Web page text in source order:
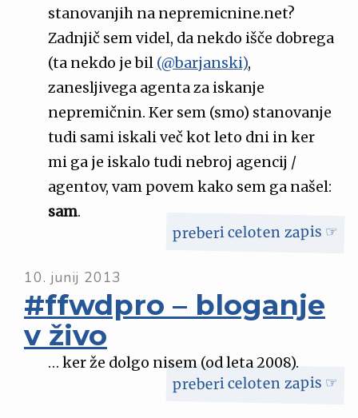
stanovanjih na nepremicnine.net?
Zadnjič sem videl, da nekdo išče dobrega
(ta nekdo je bil (@barjanski),
zanesljivega agenta za iskanje
nepremičnin. Ker sem (smo) stanovanje
tudi sami iskali več kot leto dni in ker
mi ga je iskalo tudi nebroj agencij /
agentov, vam povem kako sem ga našel:
sam.
preberi celoten zapis ☞
10. junij 2013
#ffwdpro – bloganje
v živo
… ker že dolgo nisem (od leta 2008).
preberi celoten zapis ☞